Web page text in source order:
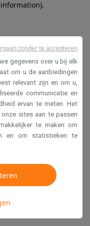
.
gegevens over u bij elk
om u de aanbiedingen
relevant zijn en om u,
communicatie en
ervan te meten. Het
sites aan te passen
te maken om
en om statistieken te
zonder te accepteren